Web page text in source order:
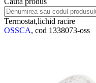
Termostat,lichid racire
OSSCA, cod 1338073-oss